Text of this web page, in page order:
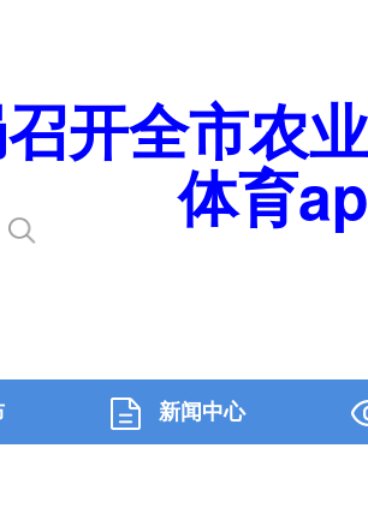
开全市农
体育
新闻中心